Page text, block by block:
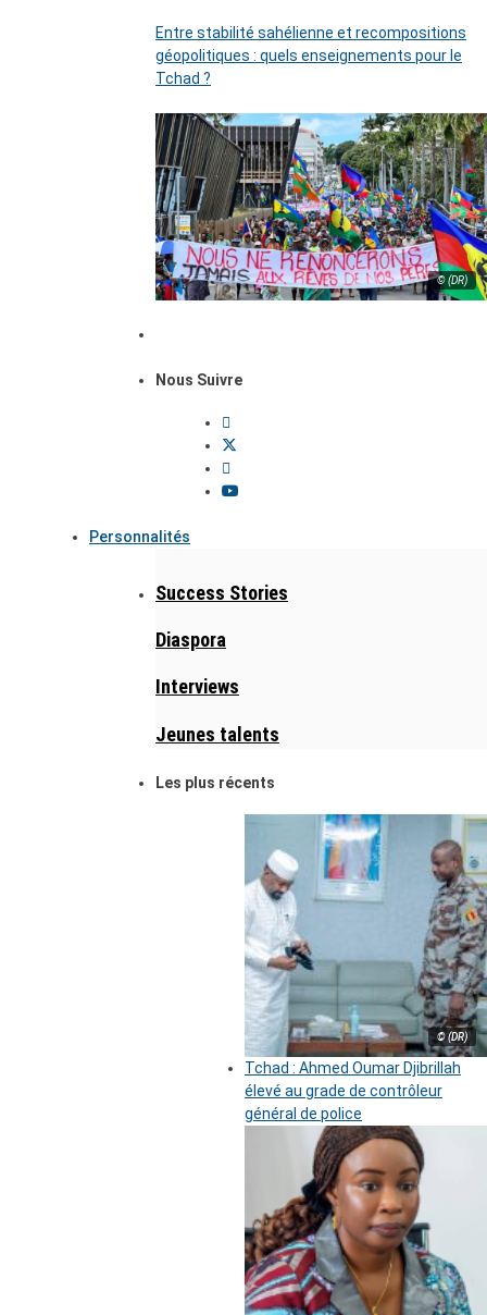
Entre stabilité sahélienne et recompositions
géopolitiques : quels enseignements pour le
Tchad ?
© (DR)
Nous Suivre
Personnalités
Success Stories
Diaspora
Interviews
Jeunes talents
Les plus récents
© (DR)
Tchad : Ahmed Oumar Djibrillah
élevé au grade de contrôleur
général de police